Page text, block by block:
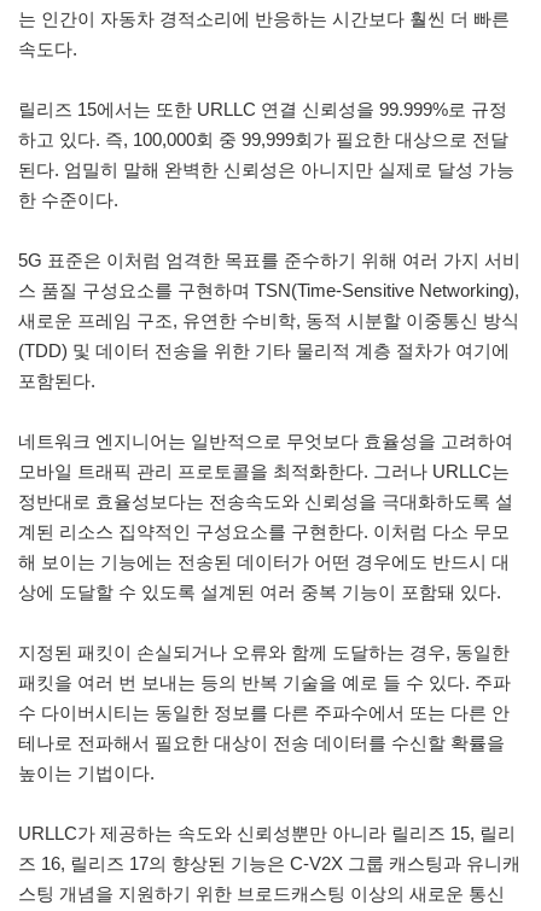
는 인간이 자동차 경적소리에 반응하는 시간보다 훨씬 더 빠른
속도다.
릴리즈 15에서는 또한 URLLC 연결 신뢰성을 99.999%로 규정
하고 있다. 즉, 100,000회 중 99,999회가 필요한 대상으로 전달
된다. 엄밀히 말해 완벽한 신뢰성은 아니지만 실제로 달성 가능
한 수준이다.
5G 표준은 이처럼 엄격한 목표를 준수하기 위해 여러 가지 서비
스 품질 구성요소를 구현하며 TSN(Time-Sensitive Networking),
새로운 프레임 구조, 유연한 수비학, 동적 시분할 이중통신 방식
(TDD) 및 데이터 전송을 위한 기타 물리적 계층 절차가 여기에
포함된다.
네트워크 엔지니어는 일반적으로 무엇보다 효율성을 고려하여
모바일 트래픽 관리 프로토콜을 최적화한다. 그러나 URLLC는
정반대로 효율성보다는 전송속도와 신뢰성을 극대화하도록 설
계된 리소스 집약적인 구성요소를 구현한다. 이처럼 다소 무모
해 보이는 기능에는 전송된 데이터가 어떤 경우에도 반드시 대
상에 도달할 수 있도록 설계된 여러 중복 기능이 포함돼 있다.
지정된 패킷이 손실되거나 오류와 함께 도달하는 경우, 동일한
패킷을 여러 번 보내는 등의 반복 기술을 예로 들 수 있다. 주파
수 다이버시티는 동일한 정보를 다른 주파수에서 또는 다른 안
테나로 전파해서 필요한 대상이 전송 데이터를 수신할 확률을
높이는 기법이다.
URLLC가 제공하는 속도와 신뢰성뿐만 아니라 릴리즈 15, 릴리
즈 16, 릴리즈 17의 향상된 기능은 C-V2X 그룹 캐스팅과 유니캐
스팅 개념을 지원하기 위한 브로드캐스팅 이상의 새로운 통신